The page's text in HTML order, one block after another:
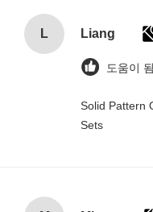
L Liang
도움이
Solid Pattern
Sets